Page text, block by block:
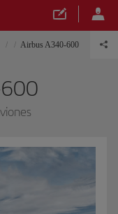
Airbus A340-600